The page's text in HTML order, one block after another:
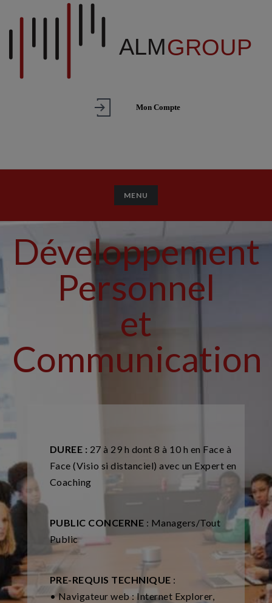
Mon Compte
TOGGLE NAVIGATION
MENU
Développement
Personnel
et
Communication
DUREE : 27 à 29 h dont 8 à 10 h en Face à
Face (Visio si distanciel) avec un Expert en
Coaching
PUBLIC CONCERNE : Managers/Tout
Public
PRE-REQUIS TECHNIQUE :
• Navigateur web : Internet Explorer,